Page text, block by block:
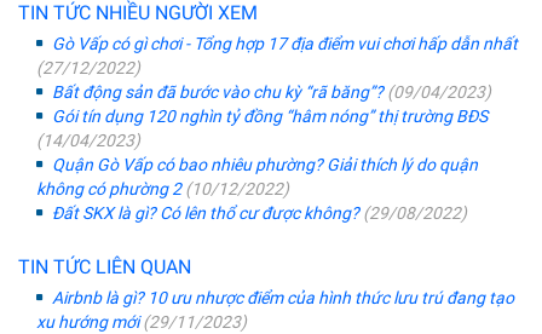
TIN TỨC NHIỀU NGƯỜI XEM
Gò Vấp có gì chơi - Tổng hợp 17 địa điểm vui chơi hấp dẫn nhất
(27/12/2022)
Bất động sản đã bước vào chu kỳ “rã băng”?(09/04/2023)
Gói tín dụng 120 nghìn tỷ đồng “hâm nóng” thị trường BĐS
(14/04/2023)
Quận Gò Vấp có bao nhiêu phường? Giải thích lý do quận
không có phường 2(10/12/2022)
Đất SKX là gì? Có lên thổ cư được không?(29/08/2022)
TIN TỨC LIÊN QUAN
Airbnb là gì? 10 ưu nhược điểm của hình thức lưu trú đang tạo
xu hướng mới(29/11/2023)